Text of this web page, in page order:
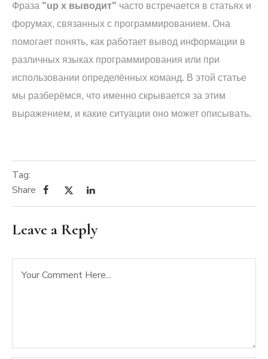
Фраза "up x выводит" часто встречается в статьях и
форумах, связанных с программированием. Она
помогает понять, как работает вывод информации в
различных языках программирования или при
использовании определённых команд. В этой статье
мы разберёмся, что именно скрывается за этим
выражением, и какие ситуации оно может описывать.
Tag:
Share
Leave a Reply